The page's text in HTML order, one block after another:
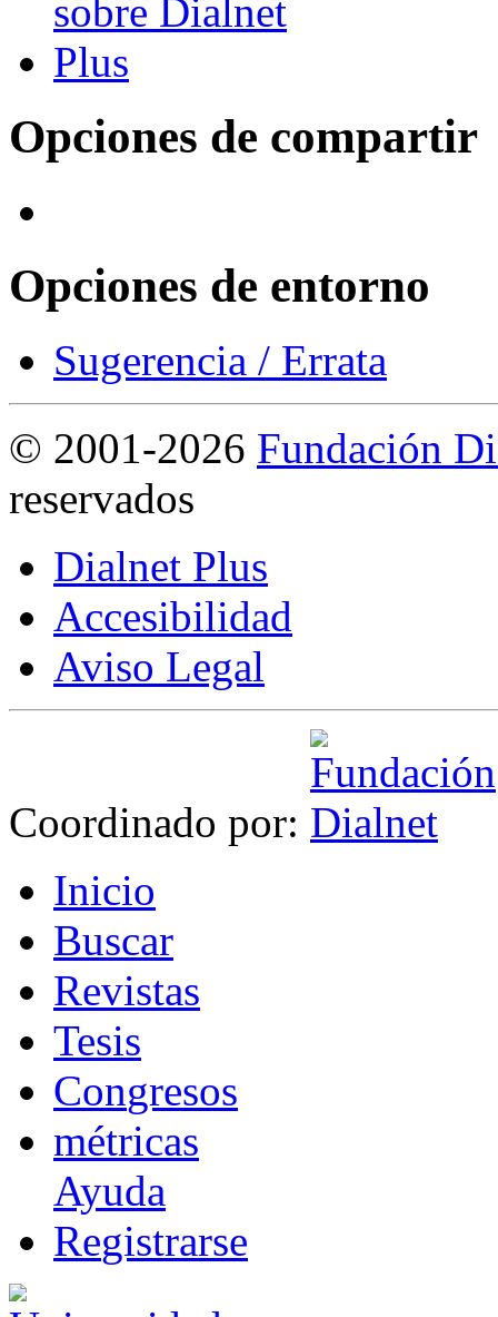
Opciones de compartir
Opciones de entorno
Sugerencia / Errata
© 2001-2026 Fundación
reservados
Dialnet Plus
Accesibilidad
Aviso Legal
Coordinado por:
Inicio
Buscar
Revistas
Tesis
Congresos
métricas
Ayuda
Registrarse